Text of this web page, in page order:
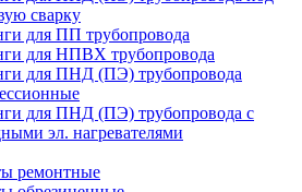
сварку
для ПП трубопровода
для НПВХ трубопровода
для ПНД (ПЭ) трубопровода
для ПНД (ПЭ) трубопровода с
эл. нагревателями
ремонтные